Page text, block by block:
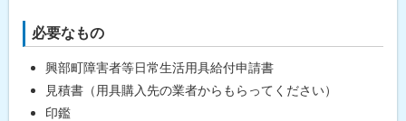
必要なもの
興部町障害者等日常生活用具給付申請書
見積書（用具購入先の業者からもらってください）
印鑑